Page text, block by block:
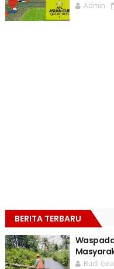
Admin
BERITA TERBARU
Budi Gea